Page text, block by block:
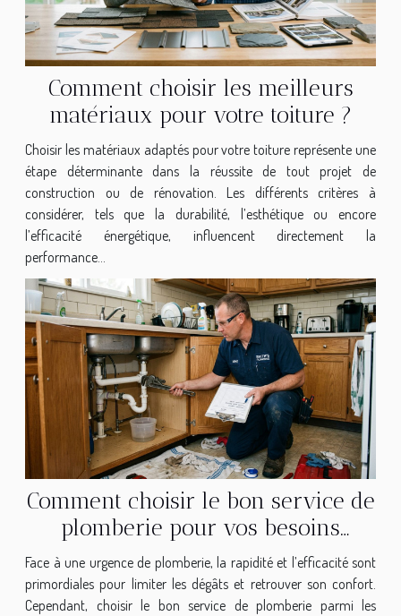
Comment choisir les meilleurs
matériaux pour votre toiture ?
Choisir les matériaux adaptés pour votre toiture représente une
étape déterminante dans la réussite de tout projet de
construction ou de rénovation. Les différents critères à
considérer, tels que la durabilité, l’esthétique ou encore
l’efficacité énergétique, influencent directement la
performance...
Comment choisir le bon service de
plomberie pour vos besoins
urgents ?
Face à une urgence de plomberie, la rapidité et l’efficacité sont
primordiales pour limiter les dégâts et retrouver son confort.
Cependant, choisir le bon service de plomberie parmi les